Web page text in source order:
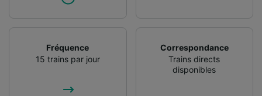
Fréquence
15 trains par jour
Correspondance
Trains directs
disponibles